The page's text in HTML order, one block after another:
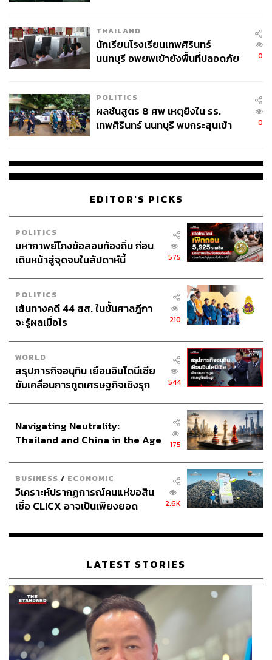
THAILAND
นักเรียนโรงเรียนเทพศิรินทร์
นนทบุรี อพยพเข้ายังพื้นที่ปลอดภัย
0
POLITICS
ผลชันสูตร 8 ศพ เหตุยิงใน รร.
เทพศิรินทร์ นนทบุรี พบกระสุนเข้า
0
EDITOR'S PICKS
POLITICS
มหากาพย์โกงข้อสอบท้องถิ่น ก่อน
เดินหน้าสู่จุดจบในสัปดาห์นี้
575
POLITICS
เส้นทางคดี 44 สส. ในชั้นศาลฎีกา
จะรู้ผลเมื่อไร
210
WORLD
สรุปภารกิจอนุทิน เยือนอินโดนีเซีย
ขับเคลื่อนการทูตเศรษฐกิจเชิงรุก
544
Navigating Neutrality:
Thailand and China in the Age
175
BUSINESS / ECONOMIC
วิเคราะห์ปรากฏการณ์คนแห่ขอสิน
เชื่อ CLICX อาจเป็นเพียงยอด
เรือนไทยที่ถูกซุกไว้
2.6K
LATEST STORIES